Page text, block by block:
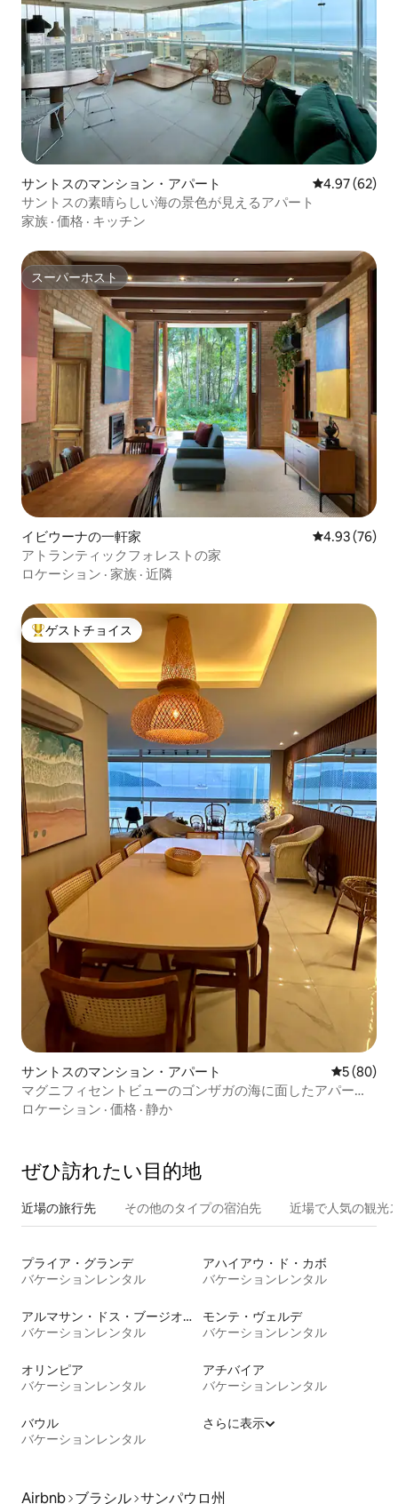
サントスのマンション・アパート レビュー62
4.97 (62)
サントスの素晴らしい海の景色が見えるアパート
家族 · 価格 · キッチン
スーパーホスト
スーパーホスト
イビウーナの一軒家 レビュー76
4.93 (76)
アトランティックフォレストの家
ロケーション · 家族 · 近隣
大好評のゲストチョイスです。
ゲストチョイス
サントスのマンション・アパート レビュー
5 (80)
マグニフィセントビューのゴンザガの海に面したアパート
メント。
ロケーション · 価格 · 静か
ぜひ訪⁠れ⁠た⁠い目⁠的⁠地
近場の旅行先 その他のタ⁠イ⁠プ⁠の宿⁠泊⁠先 近場で人気の観光
プライア・グランデ
バケーションレンタル
アハイアウ・ド・カボ
バケーションレンタル
アルマサン・ドス・ブージオス
バケーションレンタル
モンテ・ヴェルデ
バケーションレンタル
オリンピア
バケーションレンタル
アチバイア
バケーションレンタル
バウル
バケーションレンタル
さらに表示
Airbnb ブラシル サンパウロ州